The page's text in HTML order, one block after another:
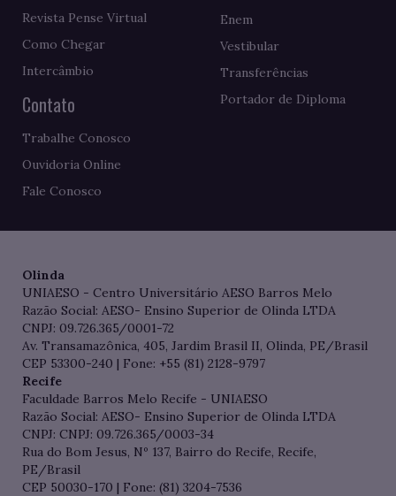
Revista Pense Virtual
Como Chegar
Intercâmbio
Contato
Trabalhe Conosco
Ouvidoria Online
Fale Conosco
Enem
Vestibular
Transferências
Portador de Diploma
Olinda
UNIAESO - Centro Universitário AESO Barros Melo
Razão Social: AESO- Ensino Superior de Olinda LTDA
CNPJ: 09.726.365/0001-72
Av. Transamazônica, 405, Jardim Brasil II, Olinda, PE/Brasil
CEP 53300-240 | Fone: +55 (81) 2128-9797
Recife
Faculdade Barros Melo Recife - UNIAESO
Razão Social: AESO- Ensino Superior de Olinda LTDA
CNPJ: CNPJ: 09.726.365/0003-34
Rua do Bom Jesus, Nº 137, Bairro do Recife, Recife,
PE/Brasil
CEP 50030-170 | Fone: (81) 3204-7536